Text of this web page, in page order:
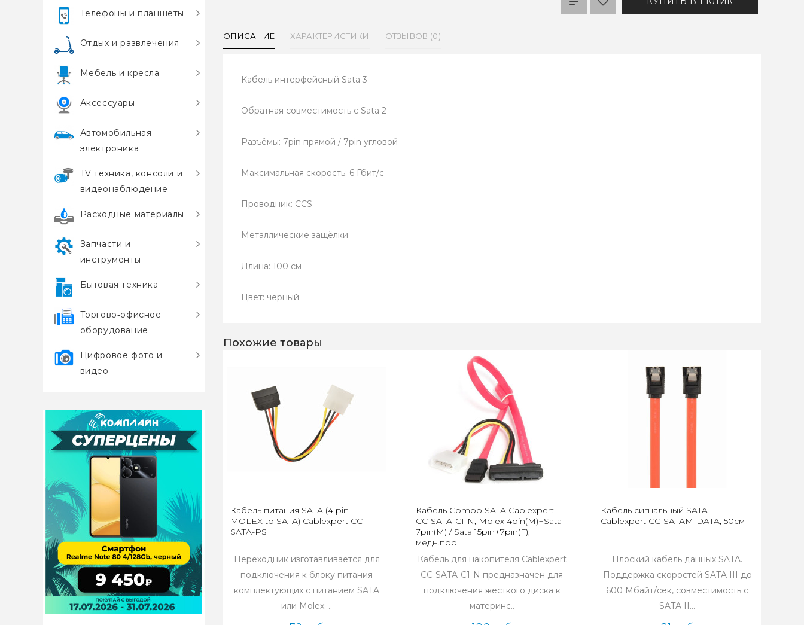
Телефоны и планшеты
Отдых и развлечения
Мебель и кресла
Аксессуары
Автомобильная
электроника
TV техника, консоли и
видеонаблюдение
Расходные материалы
Запчасти и
инструменты
Бытовая техника
Торгово‑офисное
оборудование
Цифровое фото и
видео
ОПИСАНИЕ ХАРАКТЕРИСТИКИ ОТЗЫВОВ (0)
Кабель интерфейсный Sata 3
Обратная совместимость с Sata 2
Разъёмы: 7pin прямой / 7pin угловой
Максимальная скорость: 6 Гбит/с
Проводник: CCS
Металлические защёлки
Длина: 100 см
Цвет: чёрный
Похожие товары
Кабель питания SATA (4 pin
MOLEX to SATA) Cablexpert CC-
SATA-PS
Переходник изготавливается для
подключения к блоку питания
комплектующих с питанием SATA
или Molex: ..
Кабель Combo SATA Cablexpert
CC-SATA-C1-N, Molex 4pin(M)+Sata
7pin(M) / Sata 15pin+7pin(F),
медн.про
Кабель для накопителя Cablexpert
CC-SATA-C1-N предназначен для
подключения жесткого диска к
материнс..
Кабель сигнальный SATA
Cablexpert CC-SATAM-DATA, 50см
Плоский кабель данных SATA.
Поддержка скоростей SATA III до
600 Мбайт/сек, совместимость с
SATA II...